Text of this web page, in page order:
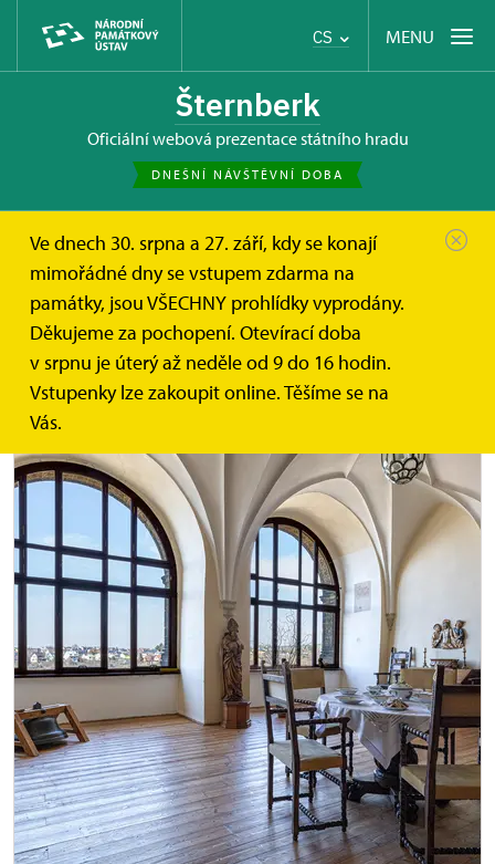
CS MENU
Šternberk
oficiální webová prezentace státního hradu
DNEŠNÍ NÁVŠTĚVNÍ DOBA
Ve dnech 30. srpna a 27. září, kdy se konají
mimořádné dny se vstupem zdarma na
památky, jsou VŠECHNY prohlídky vyprodány.
Děkujeme za pochopení. Otevírací doba
v srpnu je úterý až neděle od 9 do 16 hodin.
Vstupenky lze zakoupit online. Těšíme se na
Vás.
Hrad Šternberk
Informace pro návštěvníky
Prohlídkové okruhy
Prohlídkové okruhy